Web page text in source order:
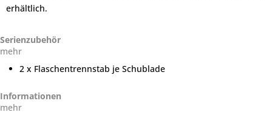
erhältlich.
Serienzubehör
mehr
2 x Flaschentrennstab je Schublade
Informationen
mehr